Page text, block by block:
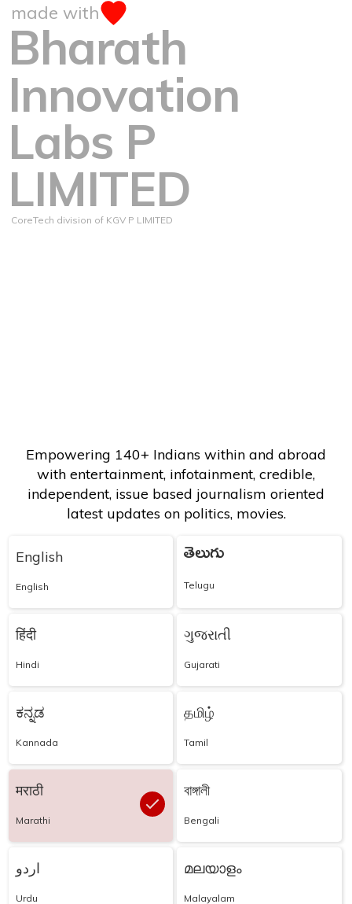
made with
Bharath
Innovation
Labs P
LIMITED
CoreTech division of KGV P LIMITED
Empowering 140+ Indians within and abroad
with entertainment, infotainment, credible,
independent, issue based journalism oriented
latest updates on politics, movies.
English
English
తెలుగు
Telugu
हिंदी
Hindi
ગુજરાતી
Gujarati
ಕನ್ನಡ
Kannada
தமிழ்
Tamil
मराठी
Marathi
বাঙ্গালী
Bengali
اردو
Urdu
മലയാളം
Malayalam